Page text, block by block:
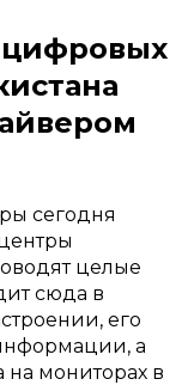
сегодня
целые
сюда в
его
а
на мониторах в